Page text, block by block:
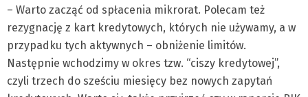
– Warto zacząć od spłacenia mikrorat. Polecam też
rezygnację z kart kredytowych, których nie używamy, a w
przypadku tych aktywnych – obniżenie limitów.
Następnie wchodzimy w okres tzw. “ciszy kredytowej”,
czyli trzech do sześciu miesięcy bez nowych zapytań